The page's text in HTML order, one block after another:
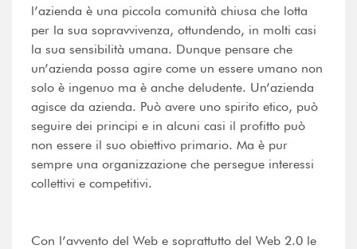
l’azienda è una piccola comunità chiusa che lotta
per la sua sopravvivenza, ottundendo, in molti casi
la sua sensibilità umana. Dunque pensare che
un’azienda possa agire come un essere umano non
solo è ingenuo ma è anche deludente. Un’azienda
agisce da azienda. Può avere uno spirito etico, può
seguire dei principi e in alcuni casi il profitto può
non essere il suo obiettivo primario. Ma è pur
sempre una organizzazione che persegue interessi
collettivi e competitivi.
Con l’avvento del Web e soprattutto del Web 2.0 le